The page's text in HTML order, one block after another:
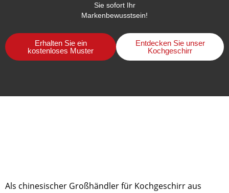
Sie sofort Ihr
Markenbewusstsein!
Erhalten Sie ein
kostenloses Muster
Entdecken Sie unser
Kochgeschirr
Als chinesischer Großhändler für Kochgeschirr aus